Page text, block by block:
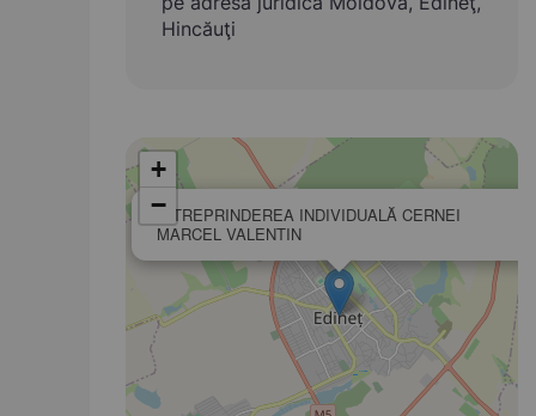
Hincăuţi
ÎNTREPRINDEREA INDIVIDUALĂ CERNEI
MARCEL VALENTIN
+
−